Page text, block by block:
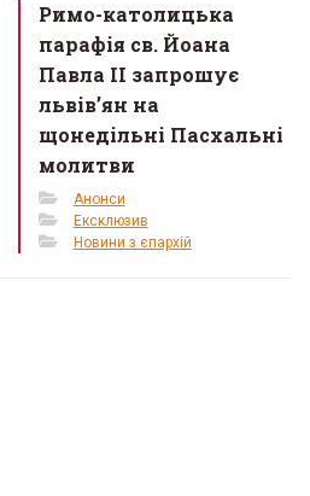
Римо-католицька
парафія св. Йоана
Павла II запрошує
львів’ян на
щонедільні Пасхальні
молитви
Анонси
Ексклюзив
Новини з єпархій